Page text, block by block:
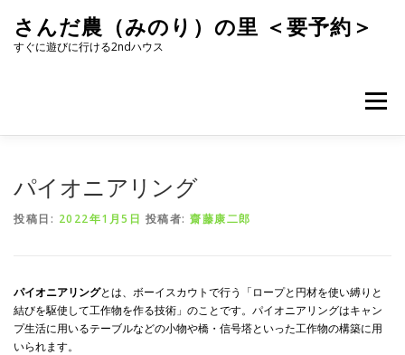
キ
さんだ農（みのり）の里 ＜要予約＞
すぐに遊びに行ける2ndハウス
メニュー
パイオニアリング
投稿日: 2022年1月5日 投稿者: 齋藤康二郎
パイオニアリングとは、ボーイスカウトで行う「ロープと円材を使い縛りと
結びを駆使して工作物を作る技術」のことです。パイオニアリングはキャン
プ生活に用いるテーブルなどの小物や橋・信号塔といった工作物の構築に用
いられます。